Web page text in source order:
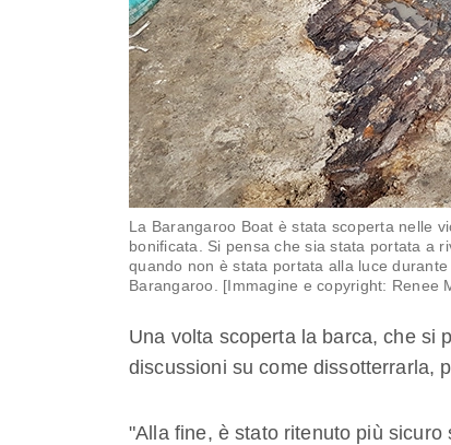
La Barangaroo Boat è stata scoperta nelle
bonificata. Si pensa che sia stata portata a
quando non è stata portata alla luce
Barangaroo. [Immagine e copyright: Renee
Una volta scoperta la barca, che si
discussioni su come dissotterrarla,
"Alla fine, è stato ritenuto più